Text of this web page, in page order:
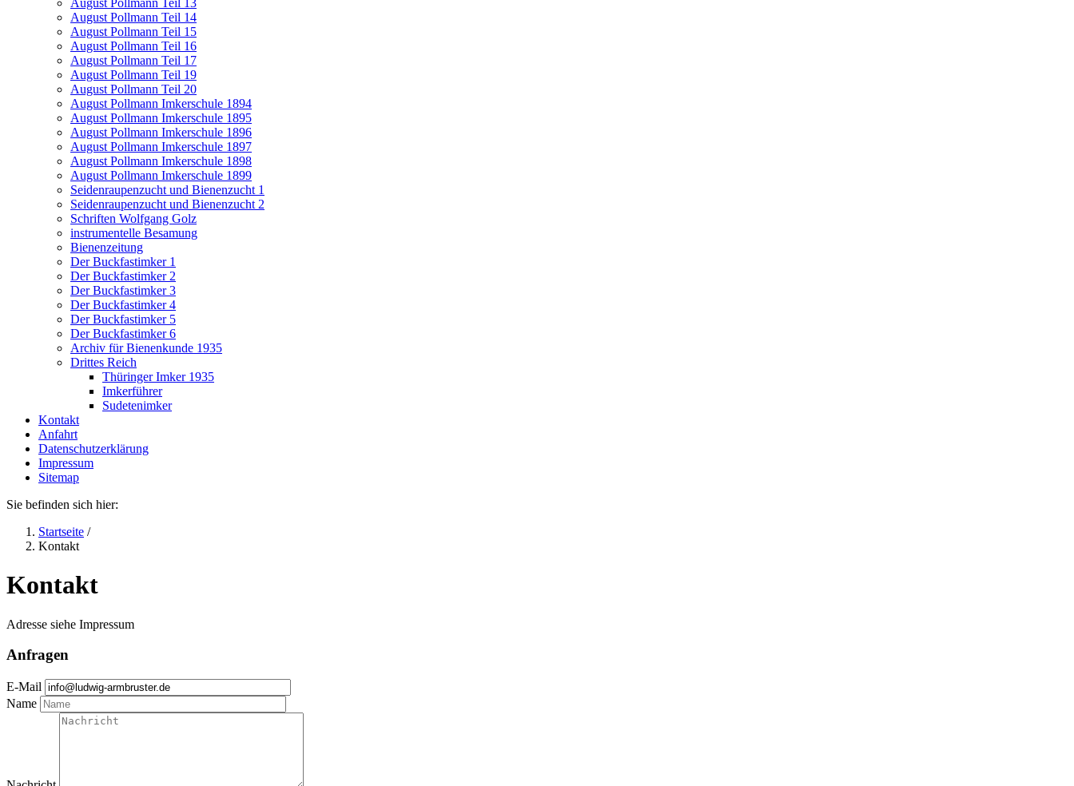
August Pollmann Teil 14
August Pollmann Teil 15
August Pollmann Teil 16
August Pollmann Teil 17
August Pollmann Teil 19
August Pollmann Teil 20
August Pollmann Imkerschule 1894
August Pollmann Imkerschule 1895
August Pollmann Imkerschule 1896
August Pollmann Imkerschule 1897
August Pollmann Imkerschule 1898
August Pollmann Imkerschule 1899
Seidenraupenzucht und Bienenzucht 1
Seidenraupenzucht und Bienenzucht 2
Schriften Wolfgang Golz
instrumentelle Besamung
Bienenzeitung
Der Buckfastimker 1
Der Buckfastimker 2
Der Buckfastimker 3
Der Buckfastimker 4
Der Buckfastimker 5
Der Buckfastimker 6
Archiv für Bienenkunde 1935
Drittes Reich
Thüringer Imker 1935
Imkerführer
Sudetenimker
Kontakt
Anfahrt
Datenschutzerklärung
Impressum
Sitemap
Sie befinden sich hier:
Startseite /
Kontakt
Kontakt
Adresse siehe Impressum
Anfragen
E-Mail
Name